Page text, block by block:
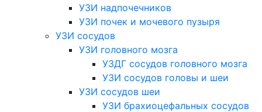
УЗИ надпочечников
УЗИ почек и мочевого пузыря
УЗИ сосудов
УЗИ головного мозга
УЗДГ сосудов головного мозга
УЗИ сосудов головы и шеи
УЗИ сосудов шеи
УЗИ брахиоцефальных сосудов